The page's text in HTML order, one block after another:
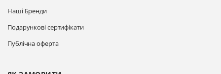
Наші Бренди
Подарункові сертифікати
Публічна оферта